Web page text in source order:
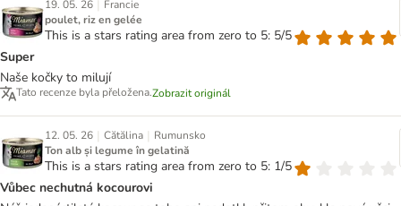
19. 05. 26 | Francie
poulet, riz en gelée
This is a stars rating area from zero to 5: 5/5
Super
Naše kočky to milují
Tato recenze byla přeložena.Zobrazit originál
12. 05. 26 | Cătălina | Rumunsko
Ton alb și legume în gelatină
This is a stars rating area from zero to 5: 1/5
Vůbec nechutná kocourovi